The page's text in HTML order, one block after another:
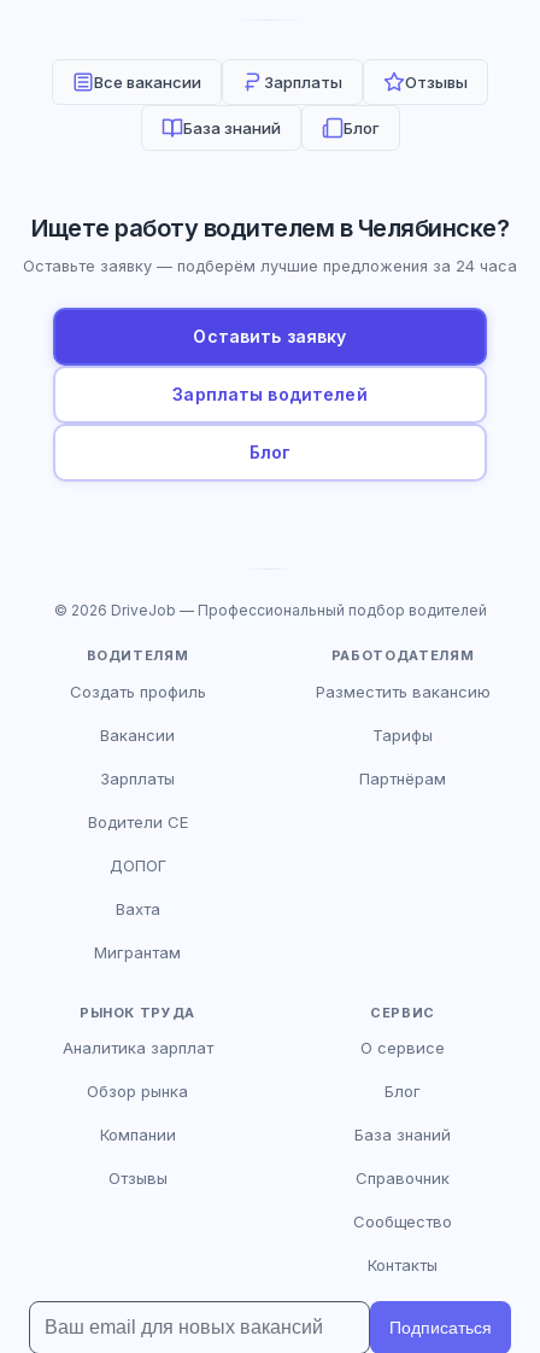
Все вакансии Зарплаты Отзывы
База знаний Блог
Ищете работу водителем в Челябинске?
Оставьте заявку — подберём лучшие предложения за 24 часа
Оставить заявку
Зарплаты водителей
Блог
© 2026 DriveJob — Профессиональный подбор водителей
ВОДИТЕЛЯМ
Создать профиль
Вакансии
Зарплаты
Водители CE
ДОПОГ
Вахта
Мигрантам
РАБОТОДАТЕЛЯМ
Разместить вакансию
Тарифы
Партнёрам
РЫНОК ТРУДА
Аналитика зарплат
Обзор рынка
Компании
Отзывы
СЕРВИС
О сервисе
Блог
База знаний
Справочник
Сообщество
Контакты
Подписаться
HR-консультант
Здравствуйте! Я AI-консультант DriveJob.
помочь?